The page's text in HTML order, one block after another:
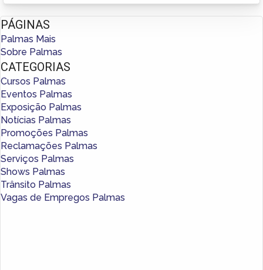
PÁGINAS
Palmas Mais
Sobre Palmas
CATEGORIAS
Cursos Palmas
Eventos Palmas
Exposição Palmas
Notícias Palmas
Promoções Palmas
Reclamações Palmas
Serviços Palmas
Shows Palmas
Trânsito Palmas
Vagas de Empregos Palmas